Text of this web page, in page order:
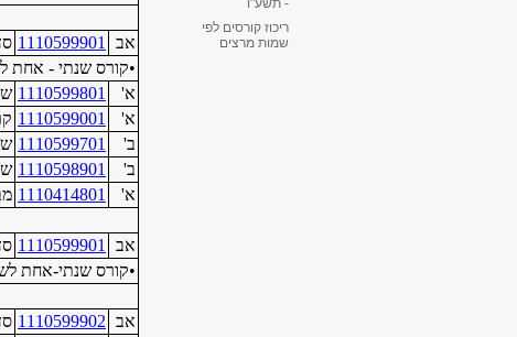
- תשע"ו
ריכוז קורסים לפי
שמות מרצים